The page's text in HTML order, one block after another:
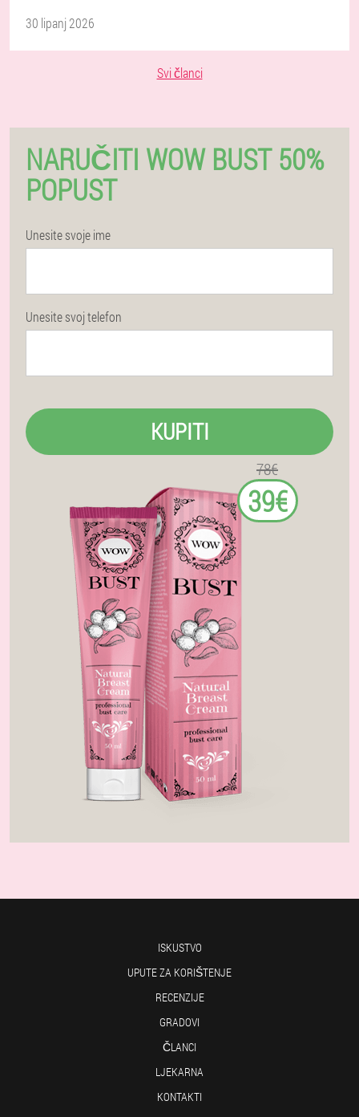
30 lipanj 2026
Svi članci
NARUČITI WOW BUST 50%
POPUST
Unesite svoje ime
Unesite svoj telefon
KUPITI
78€
39€
ISKUSTVO
UPUTE ZA KORIŠTENJE
RECENZIJE
GRADOVI
ČLANCI
LJEKARNA
KONTAKTI